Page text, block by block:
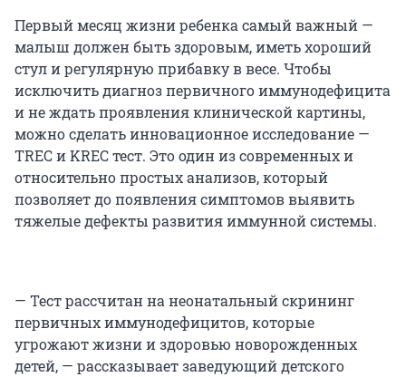
Первый месяц жизни ребенка самый важный —
малыш должен быть здоровым, иметь хороший
стул и регулярную прибавку в весе. Чтобы
исключить диагноз первичного иммунодефицита
и не ждать проявления клинической картины,
можно сделать инновационное исследование —
TREC и KREC тест. Это один из современных и
относительно простых анализов, который
позволяет до появления симптомов выявить
тяжелые дефекты развития иммунной системы.
— Тест рассчитан на неонатальный скрининг
первичных иммунодефицитов, которые
угрожают жизни и здоровью новорожденных
детей, — рассказывает заведующий детского